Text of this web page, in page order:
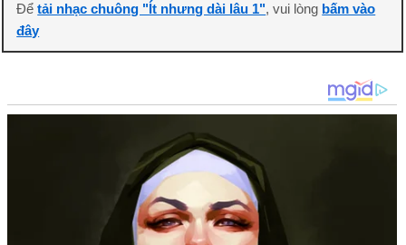
Đểtải nhạc chuông "Ít nhưng dài lâu 1", vui lòng bấm vào
đây